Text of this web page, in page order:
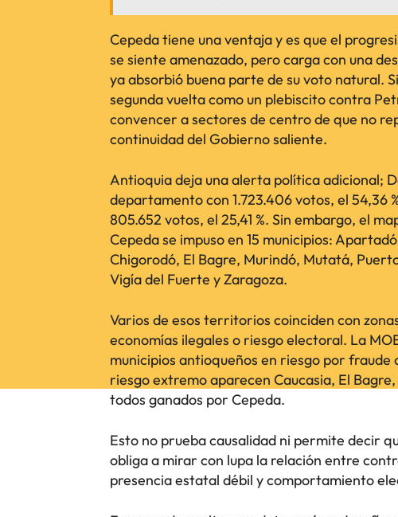
Cepeda tiene una ventaja y es que el
se siente amenazado, pero carga con una
ya absorbió buena parte de su voto natural.
segunda vuelta como un plebiscito contra
convencer a sectores de centro de que no
continuidad del Gobierno saliente.
Antioquia deja una alerta política adicional;
departamento con 1.723.406 votos, el 54,36
805.652 votos, el 25,41 %. Sin embargo, el
Cepeda se impuso en 15 municipios:
Chigorodó, El Bagre, Murindó, Mutatá,
Vigía del Fuerte y Zaragoza.
Varios de esos territorios coinciden con
economías ilegales o riesgo electoral. La
municipios antioqueños en riesgo por fraude
riesgo extremo aparecen Caucasia, El
todos ganados por Cepeda.
Esto no prueba causalidad ni permite decir
obliga a mirar con lupa la relación entre
presencia estatal débil y comportamiento